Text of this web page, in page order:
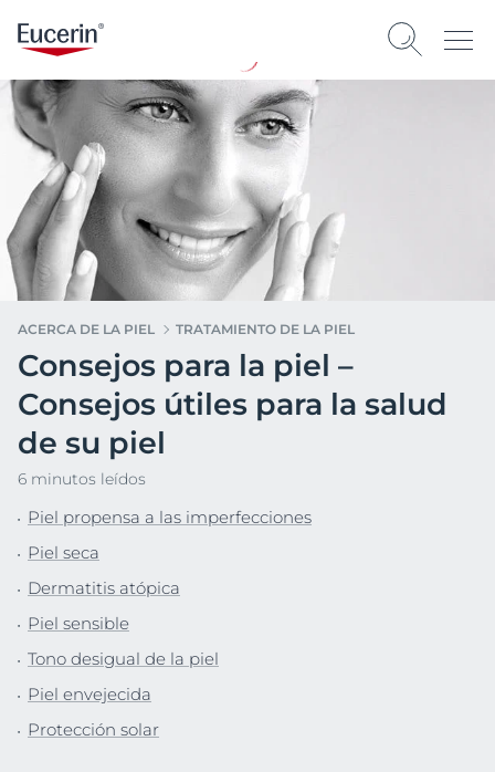
ACERCA DE LA PIEL TRATAMIENTO DE LA PIEL
Consejos para la piel –
Consejos útiles para la salud
de su piel
6 minutos leídos
Piel propensa a las imperfecciones
Piel seca
Dermatitis atópica
Piel sensible
Tono desigual de la piel
Piel envejecida
Protección solar